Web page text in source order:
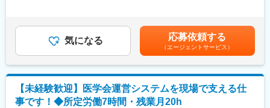
変更の範囲：会社の定める業務
・登壇者のリサーチ・選定：テーマに合致する国内外の企業
CXO、起業家、トップランナー、有識者のリサーチ
・登壇打診および交渉：担当イベントにおける基調講演登壇者へ
・セッション構築：登壇者との事前打ち合わせを通じたセッショ
ン内容のブラッシュアップ、進行シナリオの設計サポート
・イベント当日の対応：登壇者のアテンド、リハーサル・本番の
給与詳細は、経験・能力を考慮した上で決定します。■昇給：年1
回（6月）■賞与：年2回（1月／7月）賃金はあくまでも目安の金
額であり、選考を通じて上下する可能性があります。月給(月額)は
固定手当を含めた表記です。
気になる 応募依頼する
（エージェントサービス）
【未経験歓迎】医学会運営システムを現場で支える仕
事です！◆所定労働7時間・残業月20h